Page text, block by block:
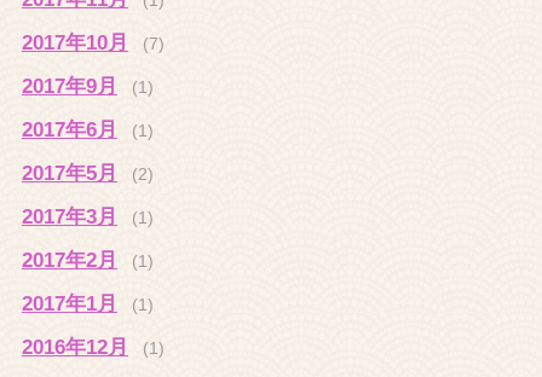
2017年10月 (7)
2017年9月 (1)
2017年6月 (1)
2017年5月 (2)
2017年3月 (1)
2017年2月 (1)
2017年1月 (1)
2016年12月 (1)